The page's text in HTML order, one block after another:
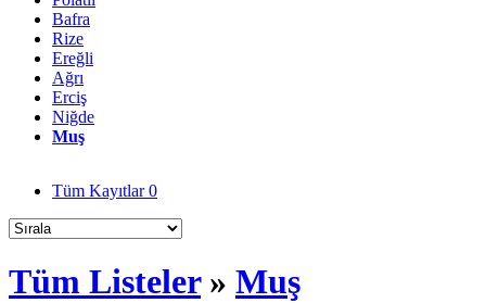
Bafra
Rize
Ereğli
Ağrı
Erciş
Niğde
Muş
Tüm Kayıtlar0
Tüm Listeler» Muş